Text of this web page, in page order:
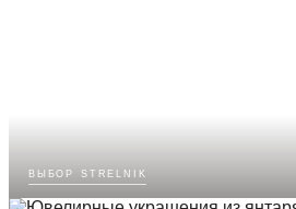
выбор strelnik